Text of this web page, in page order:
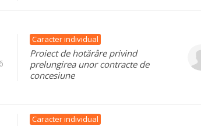
Caracter individual
Proiect de hotărâre privind
prelungirea unor contracte de
concesiune
Caracter individual